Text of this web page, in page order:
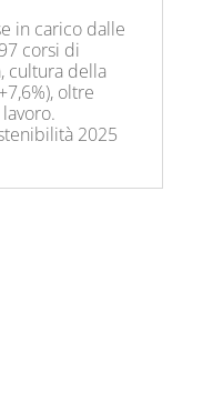
in carico dalle
corsi di
cultura della
oltre
2025